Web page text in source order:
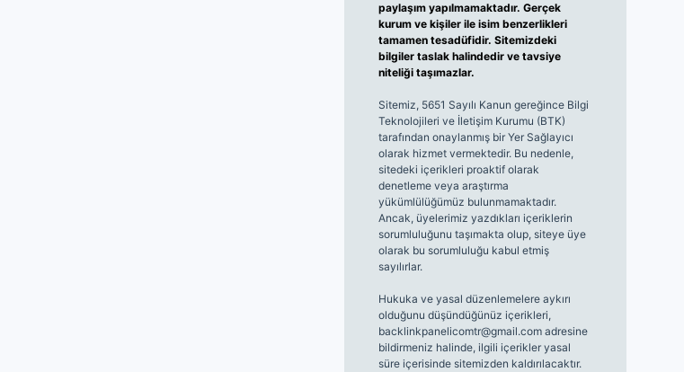
paylaşım yapılmamaktadır. Gerçek
kurum ve kişiler ile isim benzerlikleri
tamamen tesadüfidir. Sitemizdeki
bilgiler taslak halindedir ve tavsiye
niteliği taşımazlar.
Sitemiz, 5651 Sayılı Kanun gereğince Bilgi
Teknolojileri ve İletişim Kurumu (BTK)
tarafından onaylanmış bir Yer Sağlayıcı
olarak hizmet vermektedir. Bu nedenle,
sitedeki içerikleri proaktif olarak
denetleme veya araştırma
yükümlülüğümüz bulunmamaktadır.
Ancak, üyelerimiz yazdıkları içeriklerin
sorumluluğunu taşımakta olup, siteye üye
olarak bu sorumluluğu kabul etmiş
sayılırlar.
Hukuka ve yasal düzenlemelere aykırı
olduğunu düşündüğünüz içerikleri,
backlinkpanelicomtr@gmail.comadresine
bildirmeniz halinde, ilgili içerikler yasal
süre içerisinde sitemizden kaldırılacaktır.